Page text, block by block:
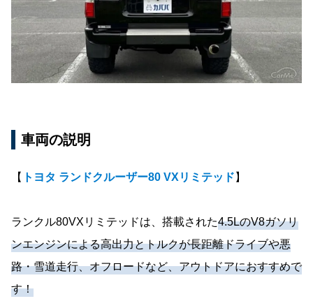
車両の説明
【 トヨタ ランドクルーザー80 VXリミテッド 】
ランクル80VXリミテッドは、搭載された4.5LのV8ガソリ
ンエンジンによる高出力とトルクが長距離ドライブや悪
路・雪道走行、オフロードなど、アウトドアにおすすめで
す！